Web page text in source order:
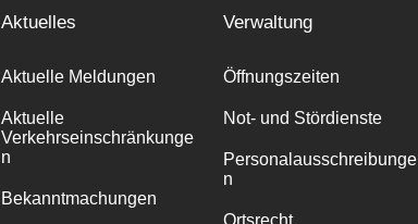
Aktuelles
Aktuelle Meldungen
Aktuelle
Verkehrseinschränkunge
n
Bekanntmachungen
Verwaltung
Öffnungszeiten
Not- und Stördienste
Personalausschreibunge
n
Ortsrecht